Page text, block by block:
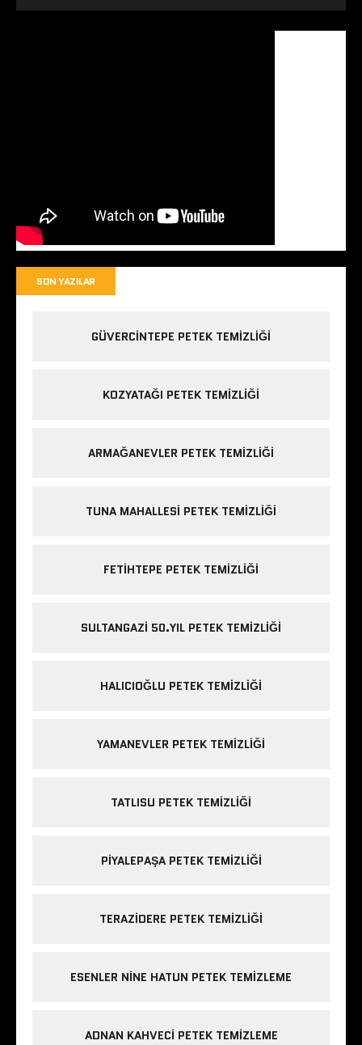
SON YAZILAR
GÜVERCINTEPE PETEK TEMIZLIĞI
KOZYATAĞI PETEK TEMIZLIĞI
ARMAĞANEVLER PETEK TEMIZLIĞI
TUNA MAHALLESI PETEK TEMIZLIĞI
FETIHTEPE PETEK TEMIZLIĞI
SULTANGAZI 50.YIL PETEK TEMIZLIĞI
HALICIOĞLU PETEK TEMIZLIĞI
YAMANEVLER PETEK TEMIZLIĞI
TATLISU PETEK TEMIZLIĞI
PIYALEPAŞA PETEK TEMIZLIĞI
TERAZIDERE PETEK TEMIZLIĞI
ESENLER NINE HATUN PETEK TEMIZLEME
ADNAN KAHVECI PETEK TEMIZLEME